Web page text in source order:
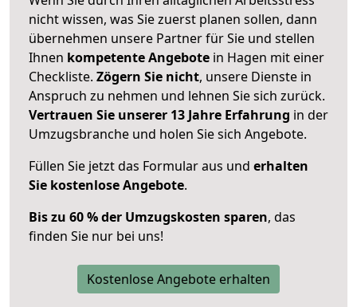
nicht wissen, was Sie zuerst planen sollen, dann
übernehmen unsere Partner für Sie und stellen
Ihnen kompetente Angebote in Hagen mit einer
Checkliste. Zögern Sie nicht, unsere Dienste in
Anspruch zu nehmen und lehnen Sie sich zurück.
Vertrauen Sie unserer 13 Jahre Erfahrung in der
Umzugsbranche und holen Sie sich Angebote.
Füllen Sie jetzt das Formular aus und erhalten
Sie kostenlose Angebote.
Bis zu 60 % der Umzugskosten sparen, das
finden Sie nur bei uns!
Kostenlose Angebote erhalten